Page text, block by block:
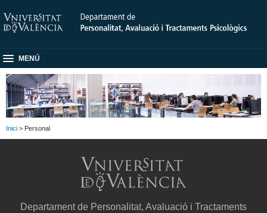
MENÚ
Inici > Personal
Departament de Personalitat, Avaluació i Tractaments